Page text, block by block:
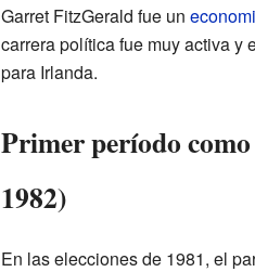
Garret FitzGerald fue un
carrera política fue muy activa y
para Irlanda.
Primer período
1982)
En las elecciones de 1981, el